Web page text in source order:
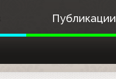
Публикации